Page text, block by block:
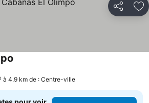
Partager
à 4.9 km de : Centre-ville